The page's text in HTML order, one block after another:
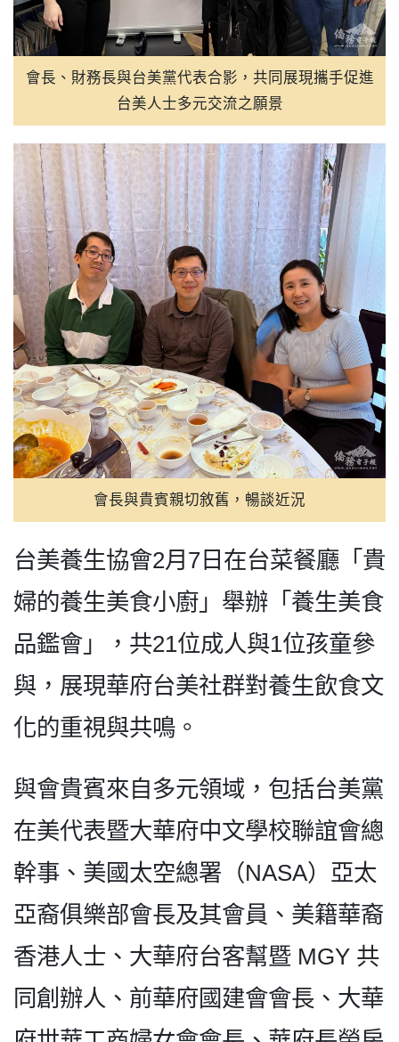
會長、財務長與台美黨代表合影，共同展現攜手促進
台美人士多元交流之願景
會長與貴賓親切敘舊，暢談近況
台美養生協會2月7日在台菜餐廳「貴
婦的養生美食小廚」舉辦「養生美食
品鑑會」，共21位成人與1位孩童參
與，展現華府台美社群對養生飲食文
化的重視與共鳴。
與會貴賓來自多元領域，包括台美黨
在美代表暨大華府中文學校聯誼會總
幹事、美國太空總署（NASA）亞太
亞裔俱樂部會長及其會員、美籍華裔
香港人士、大華府台客幫暨 MGY 共
同創辦人、前華府國建會會長、大華